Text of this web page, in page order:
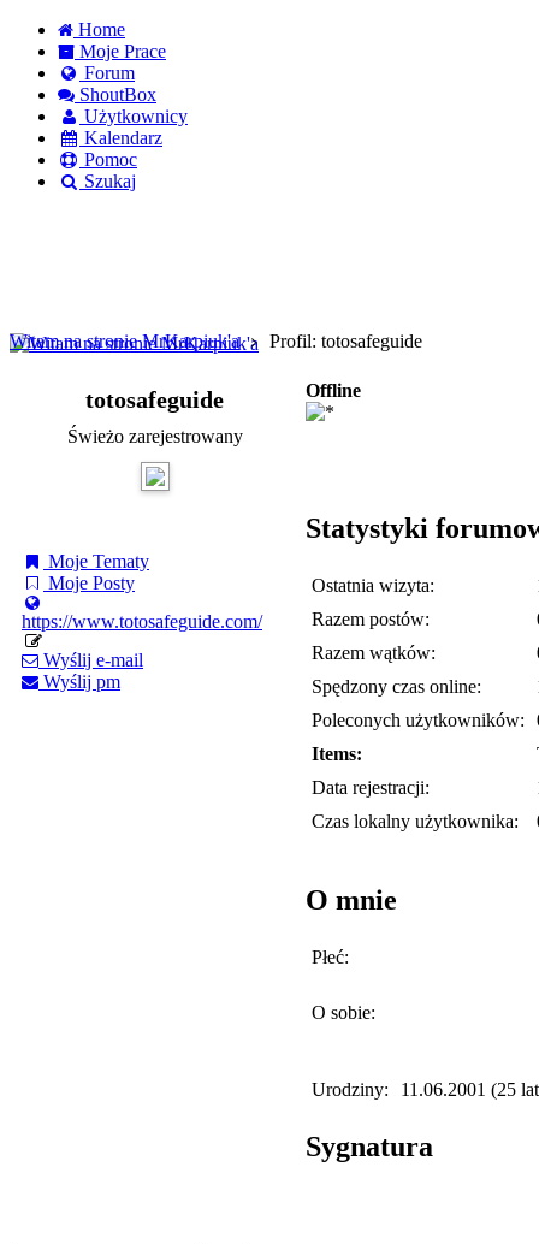
Home
Moje Prace
Forum
ShoutBox
Użytkownicy
Kalendarz
Pomoc
Szukaj
Witam na stronie MrKarpiuk'a
Profil: totosafeguide
totosafeguide
Świeżo zarejestrowany
Moje Tematy
Moje Posty
https://www.totosafeguide.com/
Wyślij e-mail
Wyślij pm
Offline
Statystyki
Ostatnia wizyta:
Razem postów:
Razem wątków:
Spędzony czas online:
Poleconych użytkowników:
Items:
Data rejestracji:
Czas lokalny użytkownika:
O mnie
Płeć:
O sobie:
Urodziny: 11.06.2001 (25
Sygnatura